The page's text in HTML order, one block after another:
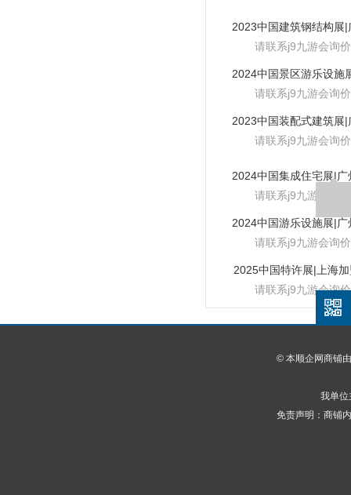
请联系j9九游会询价
请联系j9九游会询价
请联系j9九游会询价
请联系j9九游会询价
请联系j9九游会询价
2025中国特许展|上海
请联系j9九游会询价
© 本顺企网商铺由
我单位
免责声明：商铺